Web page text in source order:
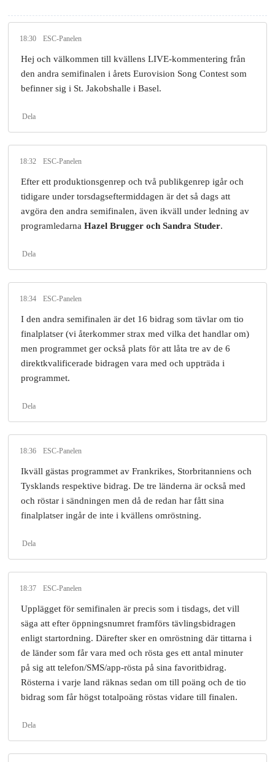
18:30 ESC-Panelen
Hej och välkommen till kvällens LIVE-kommentering från
den andra semifinalen i årets Eurovision Song Contest som
befinner sig i St. Jakobshalle i Basel.
Dela
18:32 ESC-Panelen
Efter ett produktionsgenrep och två publikgenrep igår och
tidigare under torsdagseftermiddagen är det så dags att
avgöra den andra semifinalen, även ikväll under ledning av
programledarna Hazel Brugger och Sandra Studer.
Dela
18:34 ESC-Panelen
I den andra semifinalen är det 16 bidrag som tävlar om tio
finalplatser (vi återkommer strax med vilka det handlar om)
men programmet ger också plats för att låta tre av de 6
direktkvalificerade bidragen vara med och uppträda i
programmet.
Dela
18:36 ESC-Panelen
Ikväll gästas programmet av Frankrikes, Storbritanniens och
Tysklands respektive bidrag. De tre länderna är också med
och röstar i sändningen men då de redan har fått sina
finalplatser ingår de inte i kvällens omröstning.
Dela
18:37 ESC-Panelen
Upplägget för semifinalen är precis som i tisdags, det vill
säga att efter öppningsnumret framförs tävlingsbidragen
enligt startordning. Därefter sker en omröstning där tittarna i
de länder som får vara med och rösta ges ett antal minuter
på sig att telefon/SMS/app-rösta på sina favoritbidrag.
Rösterna i varje land räknas sedan om till poäng och de tio
bidrag som får högst totalpoäng röstas vidare till finalen.
Dela